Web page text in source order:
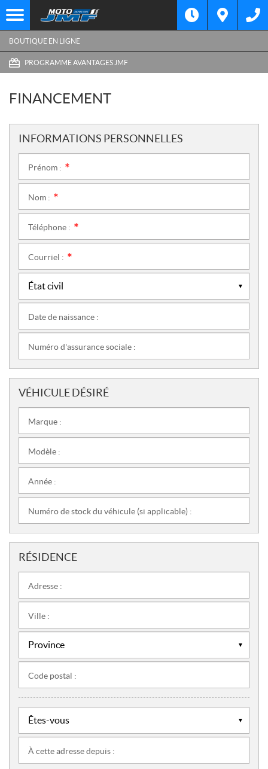
BOUTIQUE EN LIGNE
PROGRAMME AVANTAGES JMF
FINANCEMENT
INFORMATIONS PERSONNELLES
Prénom :
Nom :
Téléphone :
Courriel :
Date de naissance :
Numéro d'assurance sociale :
VÉHICULE DÉSIRÉ
Marque :
Modèle :
Année :
Numéro de stock du véhicule (si applicable) :
RÉSIDENCE
Adresse :
Ville :
Code postal :
À cette adresse depuis :